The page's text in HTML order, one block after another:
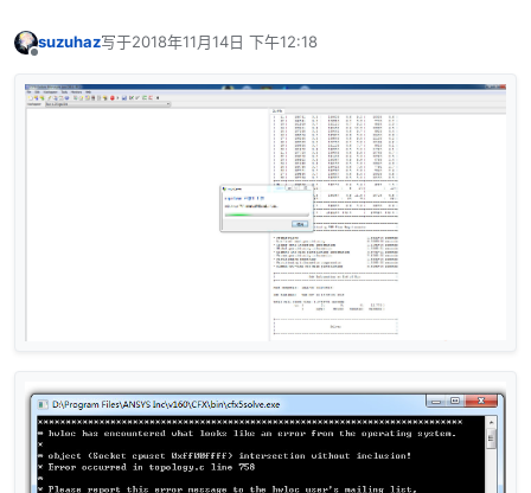
suzuhaz写于2018年11月14日 下午12:18
最后由 编辑